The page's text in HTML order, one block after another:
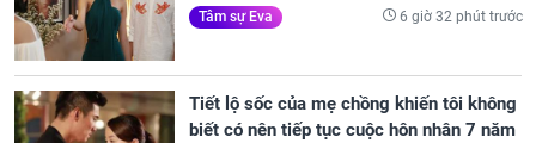
Tâm sự Eva 6 giờ 32 phút trước
Tiết lộ sốc của mẹ chồng khiến tôi không
biết có nên tiếp tục cuộc hôn nhân 7 năm